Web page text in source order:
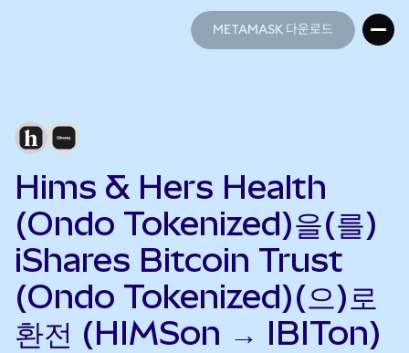
METAMASK 다운로드
Hims & Hers Health
(Ondo Tokenized)을(를)
iShares Bitcoin Trust
(Ondo Tokenized)(으)로
환전 (HIMSon → IBITon)